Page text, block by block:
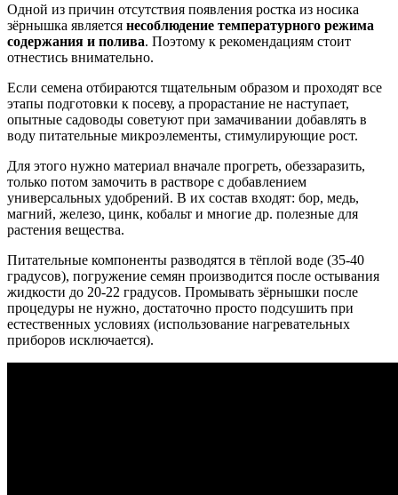
Одной из причин отсутствия появления ростка из носика
зёрнышка является несоблюдение температурного режима
содержания и полива. Поэтому к рекомендациям стоит
отнестись внимательно.
Если семена отбираются тщательным образом и проходят все
этапы подготовки к посеву, а прорастание не наступает,
опытные садоводы советуют при замачивании добавлять в
воду питательные микроэлементы, стимулирующие рост.
Для этого нужно материал вначале прогреть, обеззаразить,
только потом замочить в растворе с добавлением
универсальных удобрений. В их состав входят: бор, медь,
магний, железо, цинк, кобальт и многие др. полезные для
растения вещества.
Питательные компоненты разводятся в тёплой воде (35-40
градусов), погружение семян производится после остывания
жидкости до 20-22 градусов. Промывать зёрнышки после
процедуры не нужно, достаточно просто подсушить при
естественных условиях (использование нагревательных
приборов исключается).